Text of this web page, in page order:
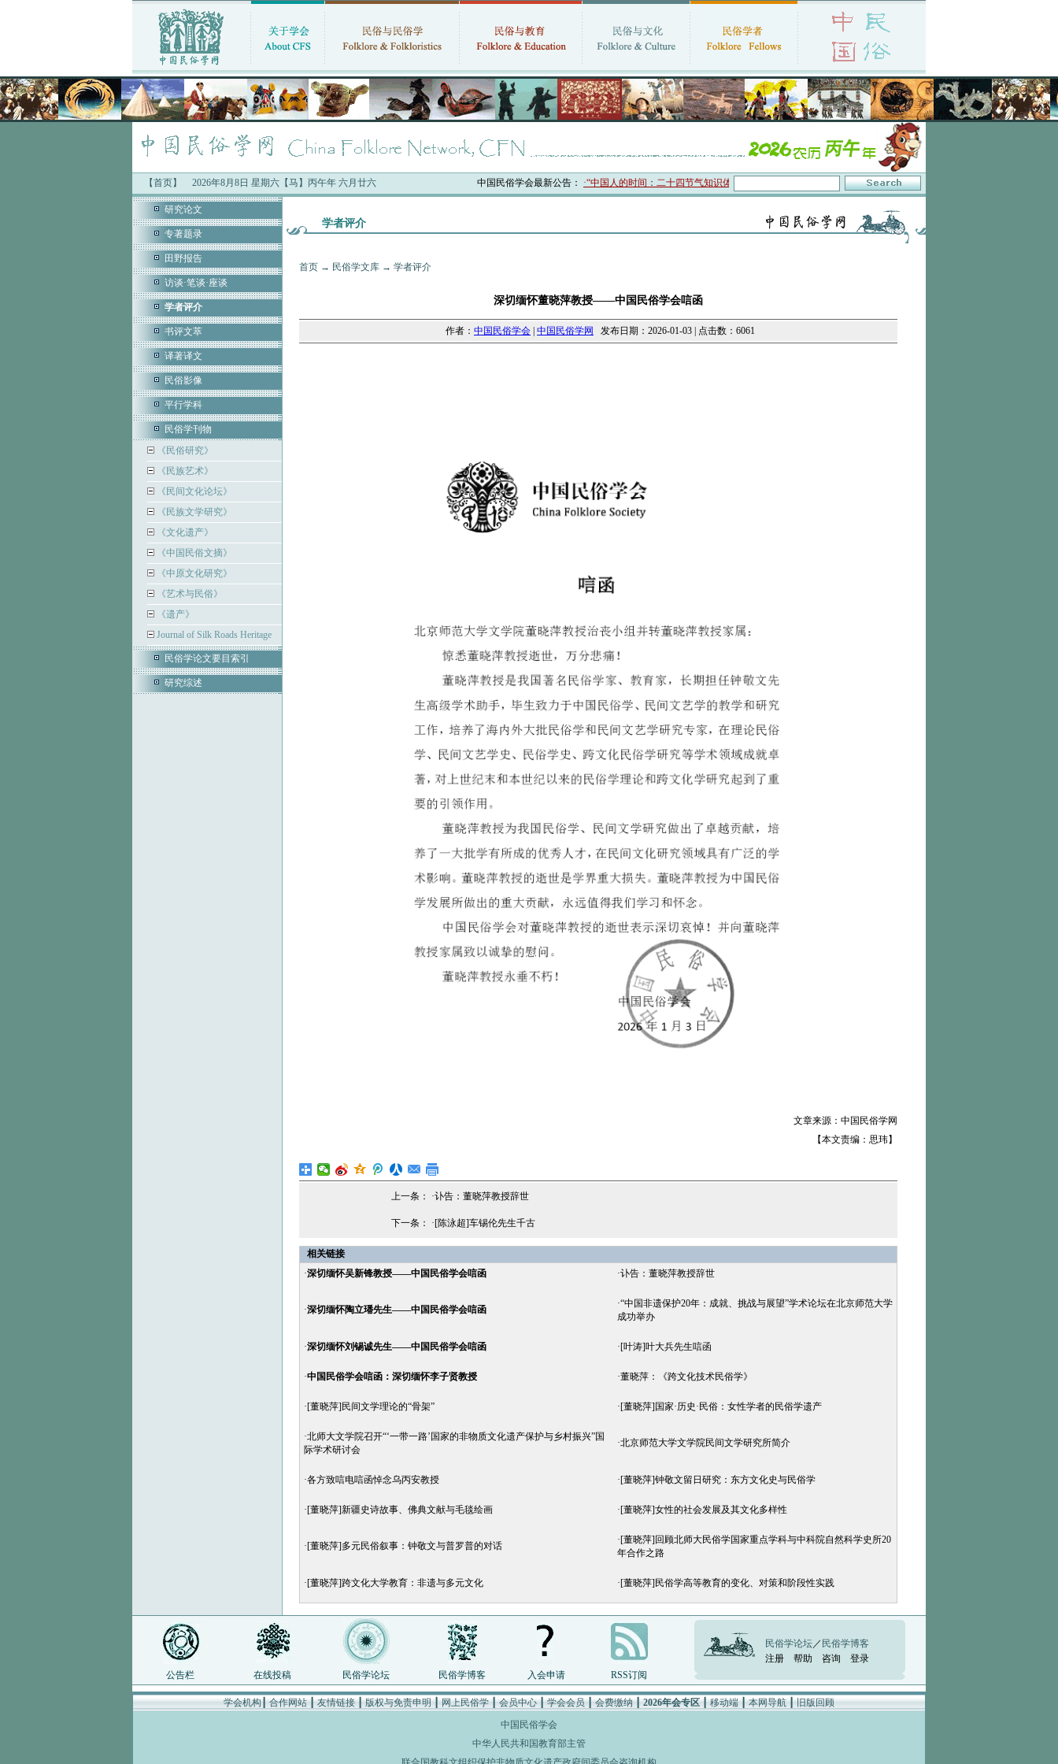
【首页】 2026年8月8日 星期六【马】丙午年 六月廿六 中国民俗学会最新公告：·“中国人的时间：二十四节气知识体系与数字叙事”研讨会在京召开 ·中国民俗学会第十一届代表大会暨2026年年会征
研究论文
专著题录
田野报告
访谈·笔谈·座谈
学者评介
书评文萃
译著译文
民俗影像
平行学科
民俗学刊物
《民俗研究》
《民族艺术》
《民间文化论坛》
《民族文学研究》
《文化遗产》
《中国民俗文摘》
《中原文化研究》
《艺术与民俗》
《遗产》
Journal of Silk Roads Heritage
民俗学论文要目索引
研究综述
学者评介
首页→ 民俗学文库→ 学者评介
深切缅怀董晓萍教授——中国民俗学会唁函
作者： 中国民俗学会 中国民俗学网 发布日期：2026-01-03 | 点击数：6061
文章来源：中国民俗学网
【本文责编：思玮】
上一条： ·讣告：董晓萍教授辞世
下一条： ·[陈泳超]车锡伦先生千古
相关链接
·深切缅怀吴新锋教授——中国民俗学会唁函 ·讣告：董晓萍教授辞世
·深切缅怀陶立璠先生——中国民俗学会唁函
·“中国非遗保护20年：成就、挑战与展望”学术论坛在北京师范大学
成功举办
·深切缅怀刘锡诚先生——中国民俗学会唁函 ·[叶涛]叶大兵先生唁函
·中国民俗学会唁函：深切缅怀李子贤教授 ·董晓萍：《跨文化技术民俗学》
·[董晓萍]民间文学理论的“骨架” ·[董晓萍]国家·历史·民俗：女性学者的民俗学遗产
·北师大文学院召开“‘一带一路’国家的非物质文化遗产保护与乡村振兴”国
际学术研讨会
·北京师范大学文学院民间文学研究所简介
·各方致唁电唁函悼念乌丙安教授 ·[董晓萍]钟敬文留日研究：东方文化史与民俗学
·[董晓萍]新疆史诗故事、佛典文献与毛毯绘画 ·[董晓萍]女性的社会发展及其文化多样性
·[董晓萍]多元民俗叙事：钟敬文与普罗普的对话
·[董晓萍]回顾北师大民俗学国家重点学科与中科院自然科学史所20
年合作之路
·[董晓萍]跨文化大学教育：非遗与多元文化 ·[董晓萍]民俗学高等教育的变化、对策和阶段性实践
公告栏 在线投稿 民俗学论坛 民俗学博客 入会申请 RSS订阅
民俗学论坛／ 民俗学博客
注册
帮助 咨询 登录
学会机构┃合作网站┃友情链接┃版权与免责申明┃网上民俗学┃会员中心┃学会会员┃会费缴纳┃2026年会专区┃移动端┃本网导航┃旧版回顾
中国民俗学会
中华人民共和国教育部主管